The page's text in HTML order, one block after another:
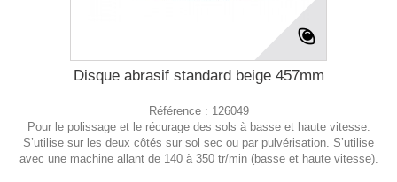
Disque abrasif standard beige 457mm
Référence : 126049
Pour le polissage et le récurage des sols à basse et haute vitesse.
S’utilise sur les deux côtés sur sol sec ou par pulvérisation. S’utilise
avec une machine allant de 140 à 350 tr/min (basse et haute vitesse).